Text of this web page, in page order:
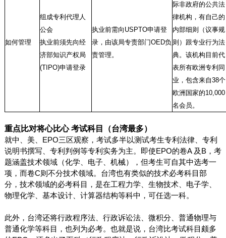
如何管理
组成专利代理人
公会
执业前须先向经
济部知识产权局
(TIPO)申请登录
执业前需向 USPTO申请登
录，由该局专责部门OED负
责管理。
际非政府的公共法
律机构，有自己的
内部细则（议事规
则）跟专业行为法
典。该机构目前代
表所有欧洲专利同
业，包含来自38个
欧洲国家的10,000
名会员。
重点比对将心比心考试科目（台湾最多）
就中、美、 EPO三区观察，考试多半以测试考生专利法律、专利
说明书撰写、专利判例等专利实务为主。即使EPO的卷A 及 B，考
题涵盖技术领域（化学、电子、机械），但考生可自其中选考一
项，而卷C则不分技术领域。台湾也有类似的技术必考科目部
分，技术领域的必考科目，是在工程力学、生物技术、电子学、
物理化学、基本设计、计算器结构等科中，可任选一科。
此外，台湾还将行政程序法、行政诉讼法、微积分、普通物理与
普通化学等科目，也列为必考。也就是说，台湾比考试科目颇多